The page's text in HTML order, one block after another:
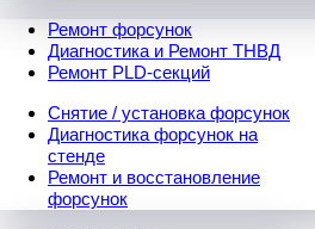
Ремонт форсунок
Диагностика и Ремонт ТНВД
Ремонт PLD-секций
Снятие / установка форсунок
Диагностика форсунок на
стенде
Ремонт и восстановление
форсунок